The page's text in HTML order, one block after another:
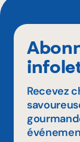
Recevez